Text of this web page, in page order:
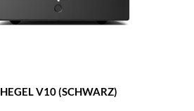
HEGEL V10 (SCHWARZ)